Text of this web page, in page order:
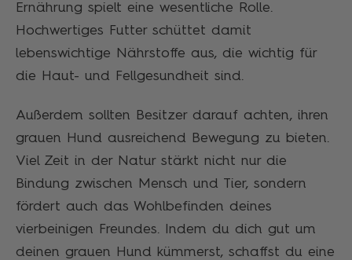
Ernährung spielt eine wesentliche Rolle.
Hochwertiges Futter schüttet damit
lebenswichtige Nährstoffe aus, die wichtig für
die Haut- und Fellgesundheit sind.
Außerdem sollten Besitzer darauf achten, ihren
grauen Hund ausreichend Bewegung zu bieten.
Viel Zeit in der Natur stärkt nicht nur die
Bindung zwischen Mensch und Tier, sondern
fördert auch das Wohlbefinden deines
vierbeinigen Freundes. Indem du dich gut um
deinen grauen Hund kümmerst, schaffst du eine